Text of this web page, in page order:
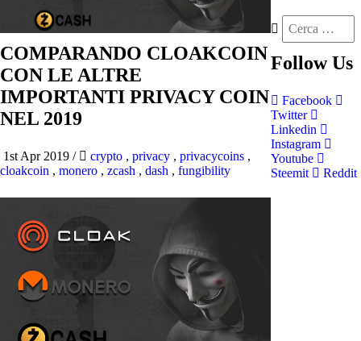
COMPARANDO CLOAKCOIN
CON LE ALTRE
IMPORTANTI PRIVACY COIN
NEL 2019
1st Apr 2019 / crypto , privacy , privacycoins ,
cloakcoin , monero , zcash , dash , fungibility
Follow Us
Facebook
Twitter
Linkedin
Instagram
Youtube
Steemit
Reddit